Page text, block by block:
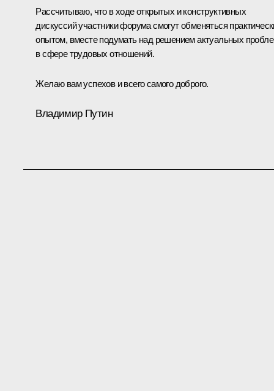
Рассчитываю, что в ходе открытых и конструктивных
дискуссий участники форума смогут обменяться
опытом, вместе подумать над решением актуальных
в сфере трудовых отношений.
Желаю вам успехов и всего самого доброго.
Владимир Путин